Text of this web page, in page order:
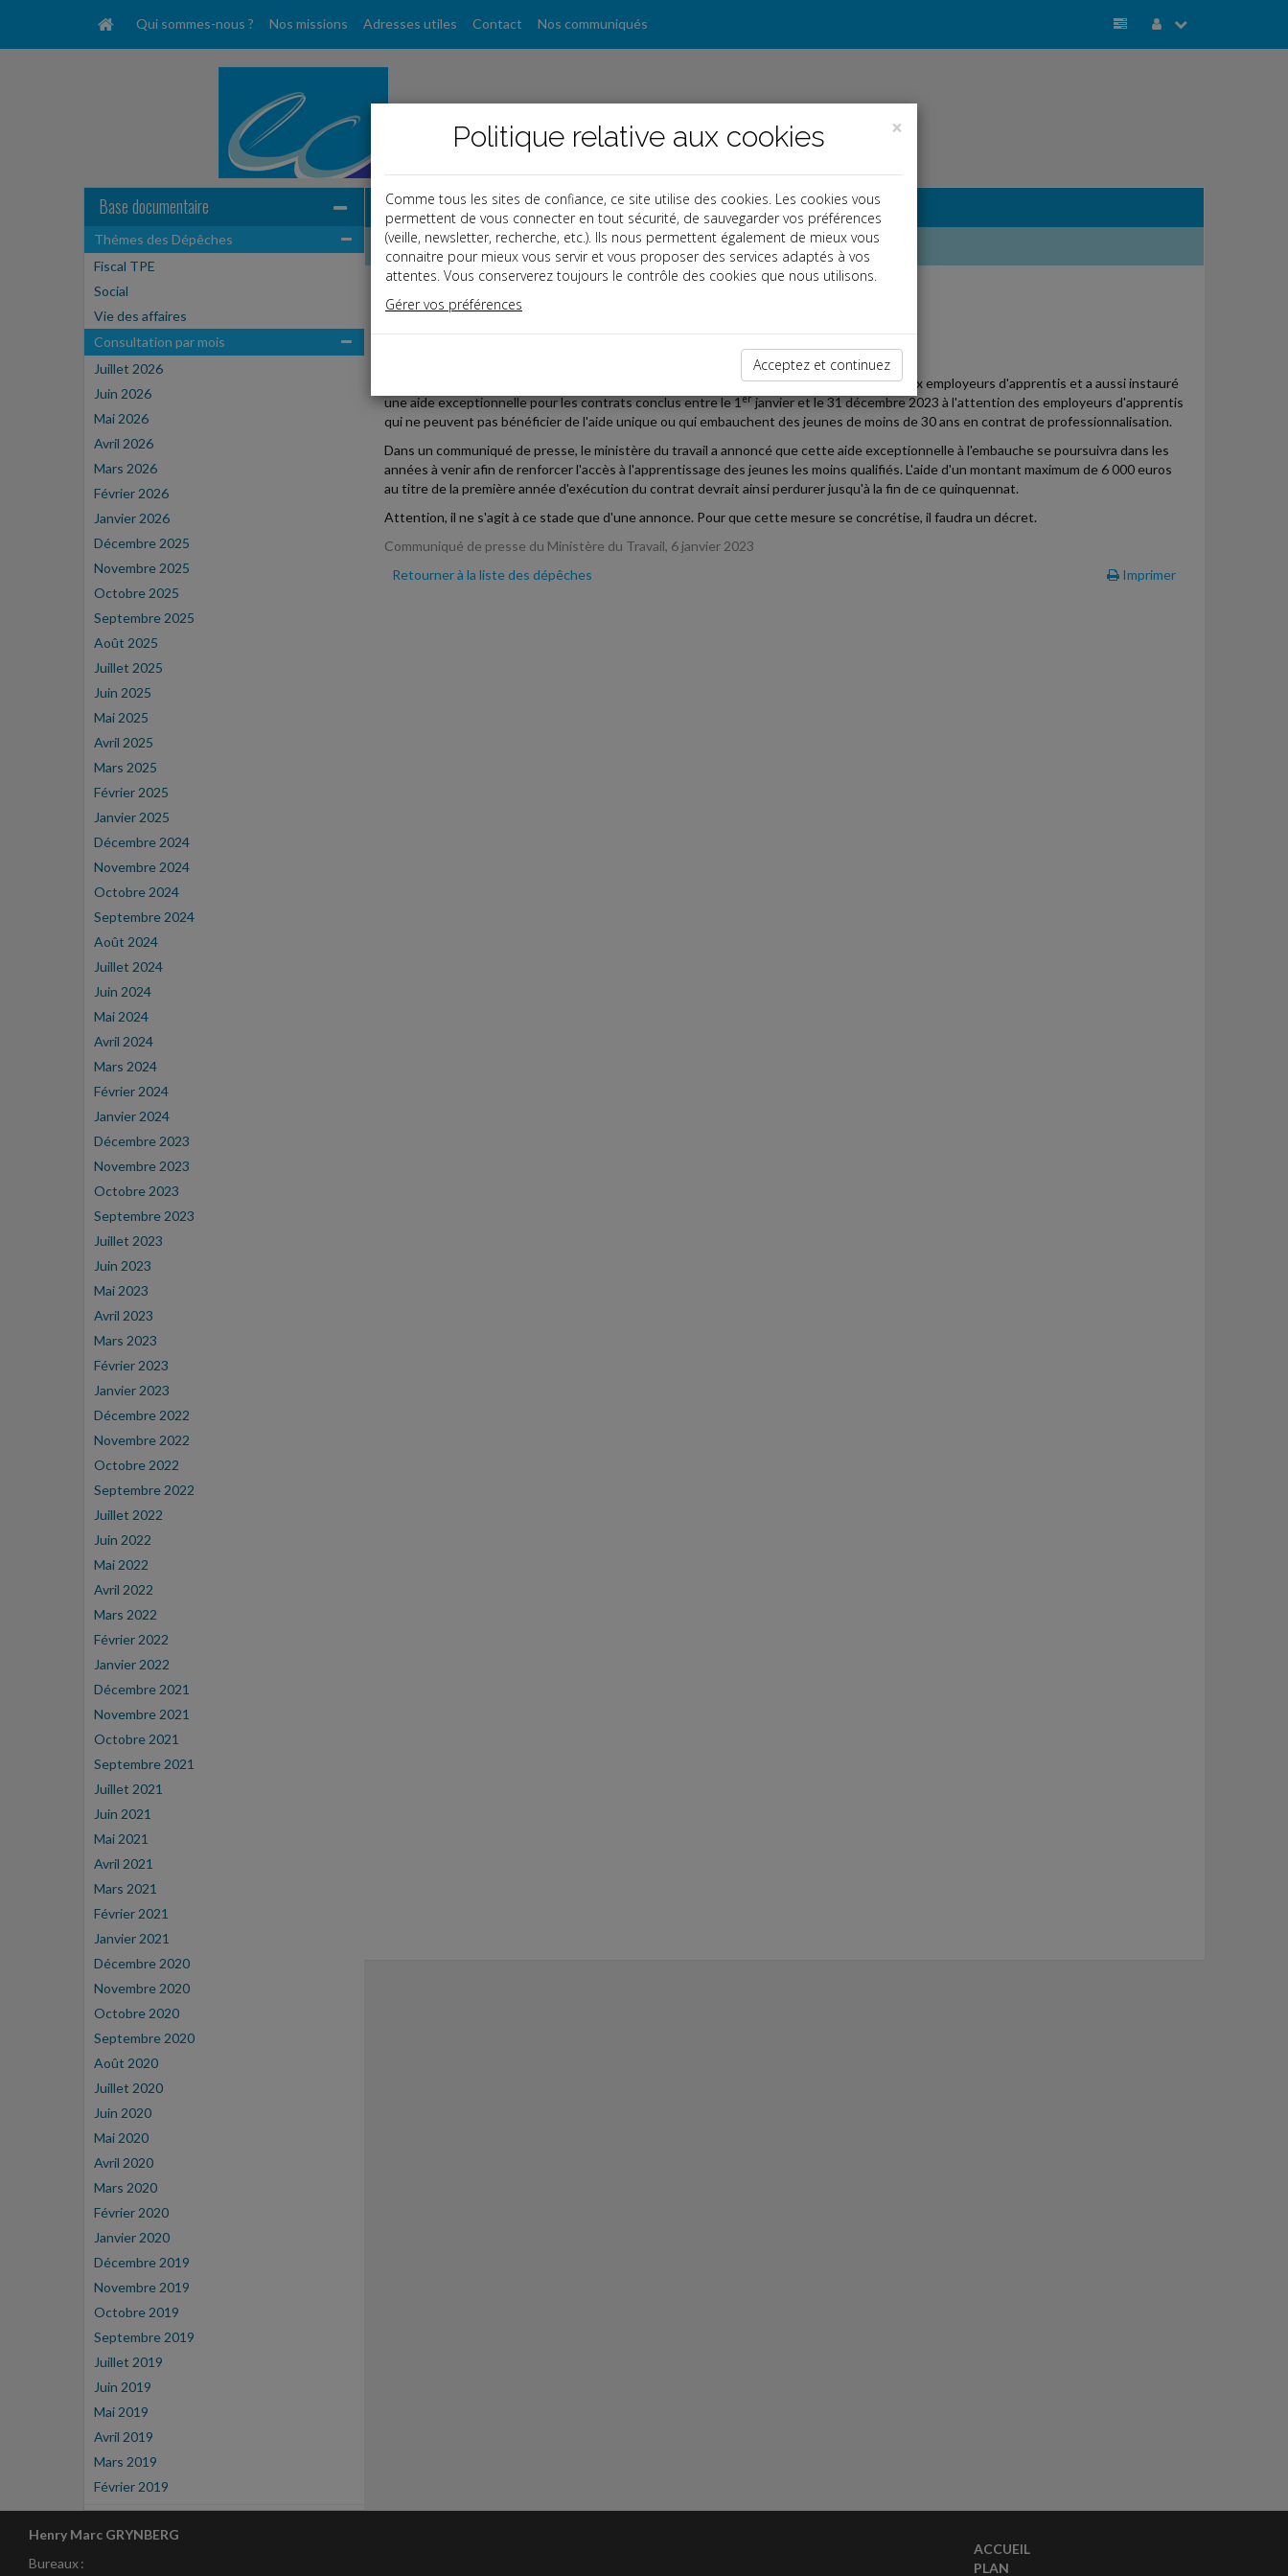
Qui sommes-nous ? Nos missions Adresses utiles Contact Nos communiqués
Base documentaire
Thémes des Dépêches
Fiscal TPE
Social
Vie des affaires
Consultation par mois
Juillet 2026
Juin 2026
Mai 2026
Avril 2026
Mars 2026
Février 2026
Janvier 2026
Décembre 2025
Novembre 2025
Octobre 2025
Septembre 2025
Août 2025
Juillet 2025
Juin 2025
Mai 2025
Avril 2025
Mars 2025
Février 2025
Janvier 2025
Décembre 2024
Novembre 2024
Octobre 2024
Septembre 2024
Août 2024
Juillet 2024
Juin 2024
Mai 2024
Avril 2024
Mars 2024
Février 2024
Janvier 2024
Décembre 2023
Novembre 2023
Octobre 2023
Septembre 2023
Juillet 2023
Juin 2023
Mai 2023
Avril 2023
Mars 2023
Février 2023
Janvier 2023
Décembre 2022
Novembre 2022
Octobre 2022
Septembre 2022
Juillet 2022
Juin 2022
Mai 2022
Avril 2022
Mars 2022
Février 2022
Janvier 2022
Décembre 2021
Novembre 2021
Octobre 2021
Septembre 2021
Juillet 2021
Juin 2021
Mai 2021
Avril 2021
Mars 2021
Février 2021
Janvier 2021
Décembre 2020
Novembre 2020
Octobre 2020
Septembre 2020
Août 2020
Juillet 2020
Juin 2020
Mai 2020
Avril 2020
Mars 2020
Février 2020
Janvier 2020
Décembre 2019
Novembre 2019
Octobre 2019
Septembre 2019
Juillet 2019
Juin 2019
Mai 2019
Avril 2019
Mars 2019
Février 2019
Dépêches
Date: 2023-01-26
L'AIDE EXCEPTIONNELLE À L'ALTERNANCE PROLONGÉE
Un décret du 29 décembre 2022 a modifié le montant de l'aide unique versée par l'État aux employeurs d'apprentis et a aussi instauré
une aide exceptionnelle pour les contrats conclus entre le 1erjanvier et le 31 décembre 2023 à l'attention des employeurs d'apprentis
qui ne peuvent pas bénéficier de l'aide unique ou qui embauchent des jeunes de moins de 30 ans en contrat de professionnalisation.
Dans un communiqué de presse, le ministère du travail a annoncé que cette aide exceptionnelle à l'embauche se poursuivra dans les
années à venir afin de renforcer l'accès à l'apprentissage des jeunes les moins qualifiés. L'aide d'un montant maximum de 6 000 euros
au titre de la première année d'exécution du contrat devrait ainsi perdurer jusqu'à la fin de ce quinquennat.
Attention, il ne s'agit à ce stade que d'une annonce. Pour que cette mesure se concrétise, il faudra un décret.
Communiqué de presse du Ministère du Travail, 6 janvier 2023
Retourner à la liste des dépêches
Imprimer
Henry Marc GRYNBERG
Bureaux :
ACCUEIL
PLAN
×
Politique relative aux cookies
Comme tous les sites de confiance, ce site utilise des cookies. Les cookies vous
permettent de vous connecter en tout sécurité, de sauvegarder vos préférences
(veille, newsletter, recherche, etc.). Ils nous permettent également de mieux vous
connaitre pour mieux vous servir et vous proposer des services adaptés à vos
attentes. Vous conserverez toujours le contrôle des cookies que nous utilisons.
Gérer vos préférences
Acceptez et continuez